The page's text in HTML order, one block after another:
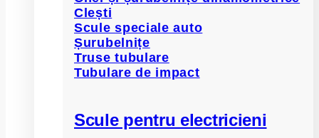
Clești
Scule speciale auto
Șurubelnițe
Truse tubulare
Tubulare de impact
Scule pentru electricieni